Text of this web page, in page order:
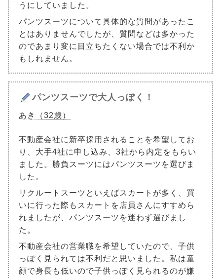
うにしていました。
パンツスーツについて具体的な質問があったこ
とはありませんでしたが、質問などは多かった
のであまり変に目立ちたくない場合では不利か
もしれません。
パンツスーツで大人っぽく！
あき（32歳）
不動産会社に新卒採用されることを希望してお
り、大手4社に申し込み、3社から内定をもらい
ました。勝負スーツにはパンツスーツを選びま
した。
リクルートスーツといえばスカートが多く、買
いに行った際もスカートを店員さんにすすめら
れましたが、パンツスーツを迷わず選びまし
た。
不動産会社の営業職を希望していたので、子供
っぽく見られては不利だと思いました。私は童
顔で身長も低いので子供っぽく見られるのが嫌